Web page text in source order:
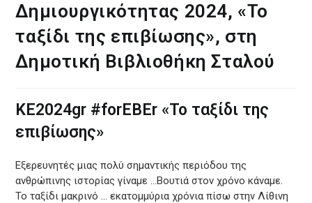
Δημιουργικότητας 2024, «Το
ταξίδι της επιβίωσης», στη
Δημοτική Βιβλιοθήκη Σταλού
ΚΕ2024gr #forEBEr «Το ταξίδι της
επιβίωσης»
Εξερευνητές μιας πολύ σημαντικής περιόδου της
ανθρώπινης ιστορίας γίναμε …Βουτιά στον χρόνο κάναμε.
Το ταξίδι μακρινό … εκατομμύρια χρόνια πίσω στην Λίθινη